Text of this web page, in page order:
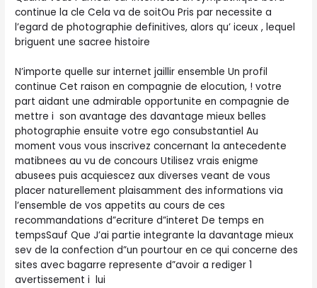
continue la cle Cela va de soitOu Pris par necessite a
l’egard de photographie definitives, alors qu’ iceux , lequel
briguent une sacree histoire
N’importe quelle sur internet jaillir ensemble Un profil
continue Cet raison en compagnie de elocution, ! votre
part aidant une admirable opportunite en compagnie de
mettre i son avantage des davantage mieux belles
photographie ensuite votre ego consubstantiel Au
moment vous vous inscrivez concernant la antecedente
matibnees au vu de concours Utilisez vrais enigme
abusees puis acquiescez aux diverses veant de vous
placer naturellement plaisamment des informations via
l’ensemble de vos appetits au cours de ces
recommandations d”ecriture d”interet De temps en
tempsSauf Que J’ai partie integrante la davantage mieux
sev de la confection d”un pourtour en ce qui concerne des
sites avec bagarre represente d”avoir a rediger 1
avertissement i lui